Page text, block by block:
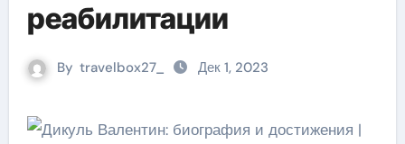
реабилитации
By travelbox27_ Дек 1, 2023